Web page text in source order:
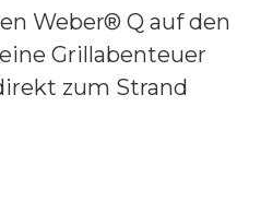
Weber® Q auf den
Grillabenteuer
zum Strand